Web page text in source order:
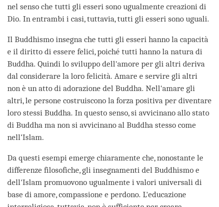
nel senso che tutti gli esseri sono ugualmente creazioni di
Dio. In entrambi i casi, tuttavia, tutti gli esseri sono uguali.
Il Buddhismo insegna che tutti gli esseri hanno la capacità
e il diritto di essere felici, poiché tutti hanno la natura di
Buddha. Quindi lo sviluppo dell'amore per gli altri deriva
dal considerare la loro felicità. Amare e servire gli altri
non è un atto di adorazione del Buddha. Nell'amare gli
altri, le persone costruiscono la forza positiva per diventare
loro stessi Buddha. In questo senso, si avvicinano allo stato
di Buddha ma non si avvicinano al Buddha stesso come
nell’Islam.
Da questi esempi emerge chiaramente che, nonostante le
differenze filosofiche, gli insegnamenti del Buddhismo e
dell'Islam promuovono ugualmente i valori universali di
base di amore, compassione e perdono. L'educazione